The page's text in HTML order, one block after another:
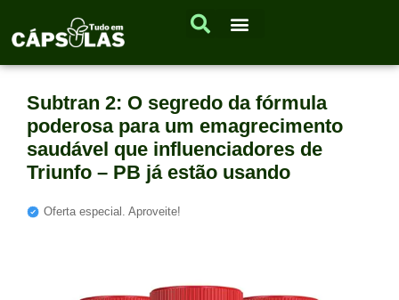
Subtran 2: O segredo da fórmula
poderosa para um emagrecimento
saudável que influenciadores de
Triunfo – PB já estão usando
Oferta especial. Aproveite!